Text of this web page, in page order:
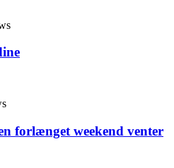
forlænget weekend venter